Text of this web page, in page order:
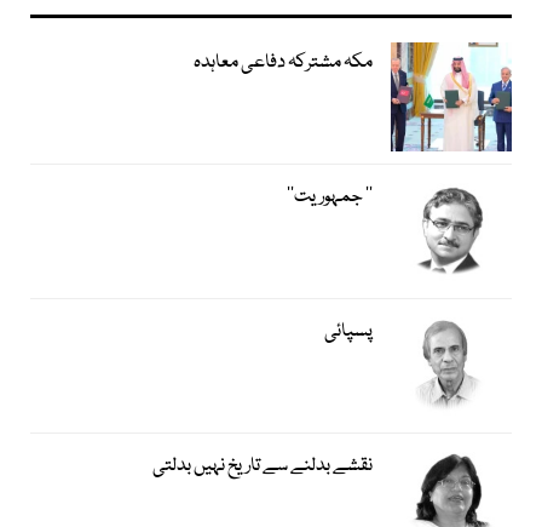
مکہ مشترکہ دفاعی معاہدہ
’’ جمہوریت‘‘
پسپائی
نقشے بدلنے سے تاریخ نہیں بدلتی